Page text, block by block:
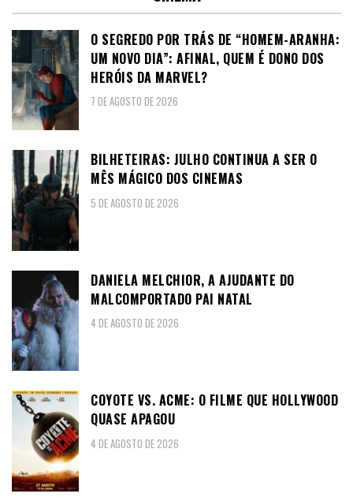
O SEGREDO POR TRÁS DE “HOMEM-ARANHA:
UM NOVO DIA”: AFINAL, QUEM É DONO DOS
HERÓIS DA MARVEL?
7 DE AGOSTO DE 2026
BILHETEIRAS: JULHO CONTINUA A SER O
MÊS MÁGICO DOS CINEMAS
5 DE AGOSTO DE 2026
DANIELA MELCHIOR, A AJUDANTE DO
MALCOMPORTADO PAI NATAL
4 DE AGOSTO DE 2026
COYOTE VS. ACME: O FILME QUE HOLLYWOOD
QUASE APAGOU
4 DE AGOSTO DE 2026